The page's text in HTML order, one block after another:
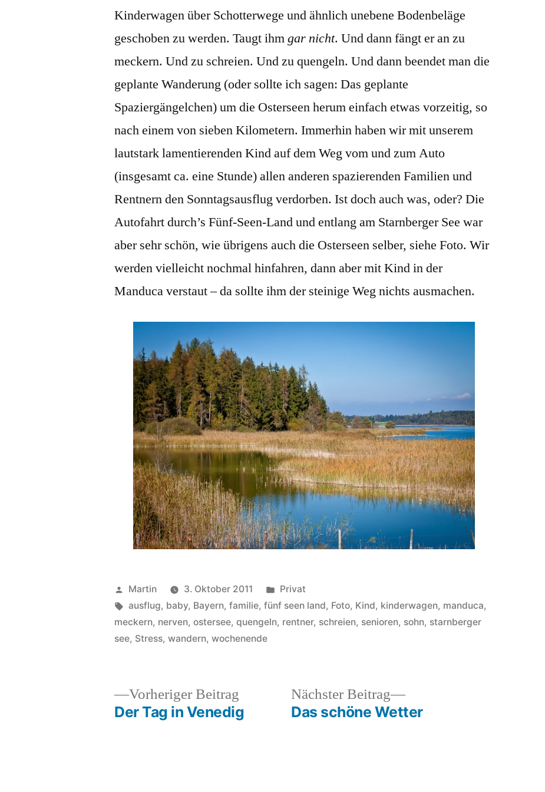
Kinderwagen über Schotterwege und ähnlich unebene Bodenbeläge
geschoben zu werden. Taugt ihmgar nicht. Und dann fängt er an zu
meckern. Und zu schreien. Und zu quengeln. Und dann beendet man die
geplante Wanderung (oder sollte ich sagen: Das geplante
Spaziergängelchen) um die Osterseen herum einfach etwas vorzeitig, so
nach einem von sieben Kilometern. Immerhin haben wir mit unserem
lautstark lamentierenden Kind auf dem Weg vom und zum Auto
(insgesamt ca. eine Stunde) allen anderen spazierenden Familien und
Rentnern den Sonntagsausflug verdorben. Ist doch auch was, oder? Die
Autofahrt durch’s Fünf-Seen-Land und entlang am Starnberger See war
aber sehr schön, wie übrigens auch die Osterseen selber, siehe Foto. Wir
werden vielleicht nochmal hinfahren, dann aber mit Kind in der
Manduca verstaut – da sollte ihm der steinige Weg nichts ausmachen.
Veröffentlicht
von
Martin 3. Oktober 2011
Veröffentlicht
unter
Privat
Schlagwörter:
ausflug, baby, Bayern,familie,fünf seen land, Foto, Kind, kinderwagen, manduca,
meckern, nerven,ostersee,quengeln, rentner, schreien, senioren, sohn, starnberger
see, Stress,wandern,wochenende
Beitragsnavigation
Vorheriger Beitrag Vorheriger
Beitrag:
Der Tag in Venedig
Nächster Beitrag
Nächster
Beitrag:
Das schöne Wetter